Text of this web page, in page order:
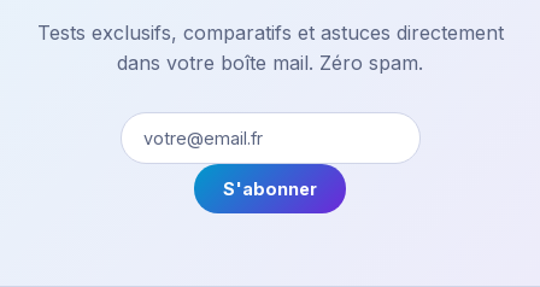
Tests exclusifs, comparatifs et astuces directement
dans votre boîte mail. Zéro spam.
S'abonner